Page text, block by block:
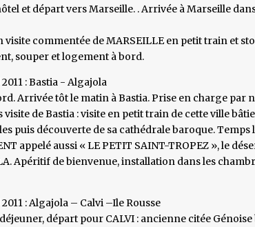
et départ vers Marseille. . Arrivée à Marseille
visite commentée de MARSEILLE en petit train et
souper et logement à bord.
: Bastia - Algajola
Arrivée tôt le matin à Bastia. Prise en charge
de Bastia : visite en petit train de cette ville
puis découverte de sa cathédrale baroque.
appelé aussi « LE PETIT SAINT-TROPEZ », le
Apéritif de bienvenue, installation dans les
: Algajola – Calvi –Ile Rousse
départ pour CALVI : ancienne citée